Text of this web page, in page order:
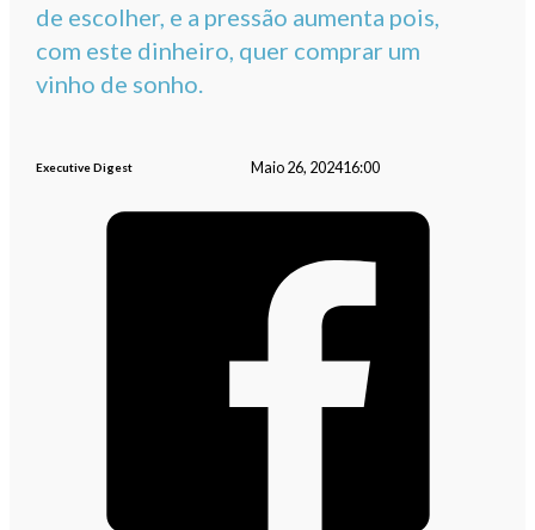
de escolher, e a pressão aumenta pois,
com este dinheiro, quer comprar um
vinho de sonho.
Executive Digest Maio 26, 202416:00